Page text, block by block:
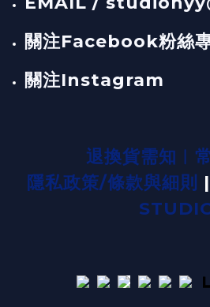
關注Facebook粉絲
關注Instagram
退換貨需知 ︱
隱私政策/條款與細則 |